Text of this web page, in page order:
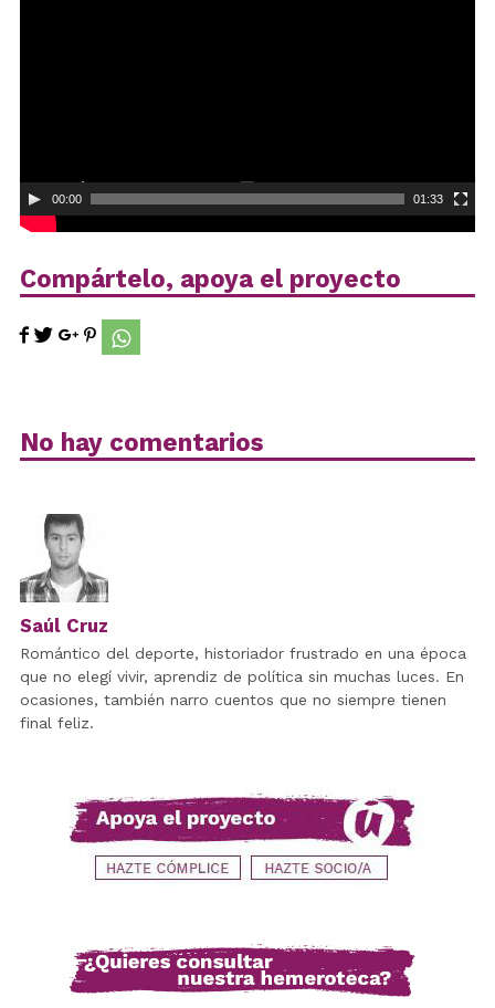
00:00 01:33
Compártelo, apoya el proyecto
No hay comentarios
Saúl Cruz
Romántico del deporte, historiador frustrado en una época
que no elegí vivir, aprendiz de política sin muchas luces. En
ocasiones, también narro cuentos que no siempre tienen
final feliz.